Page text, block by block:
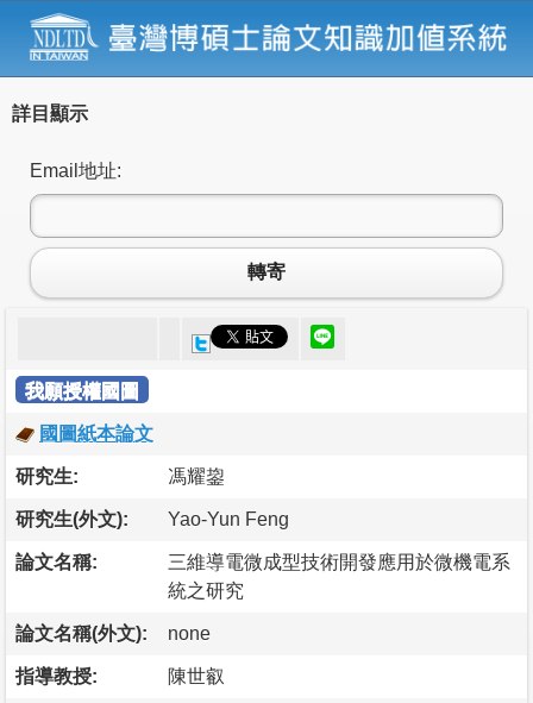
詳目顯示
Email地址:
轉寄
我願授權國圖
國圖紙本論文
研究生: 馮耀鋆
研究生(外文): Yao-Yun Feng
論文名稱:
三維導電微成型技術開發應用於微機電系
統之研究
論文名稱(外文): none
指導教授: 陳世叡